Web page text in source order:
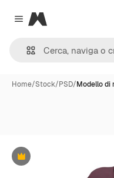
Close menu
Magnific
Home/Stock/PSD/Modello di
Premium